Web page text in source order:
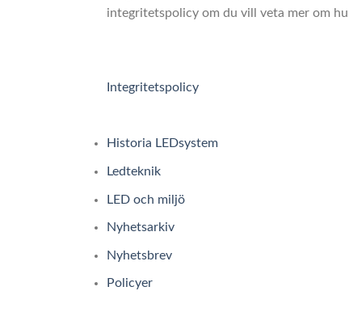
integritetspolicy om du vill veta mer om
Integritetspolicy
Historia LEDsystem
Ledteknik
LED och miljö
Nyhetsarkiv
Nyhetsbrev
Policyer